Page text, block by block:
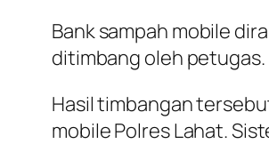
Bank sampah mobile
ditimbang oleh petugas.
Hasil timbangan
mobile Polres Lahat.